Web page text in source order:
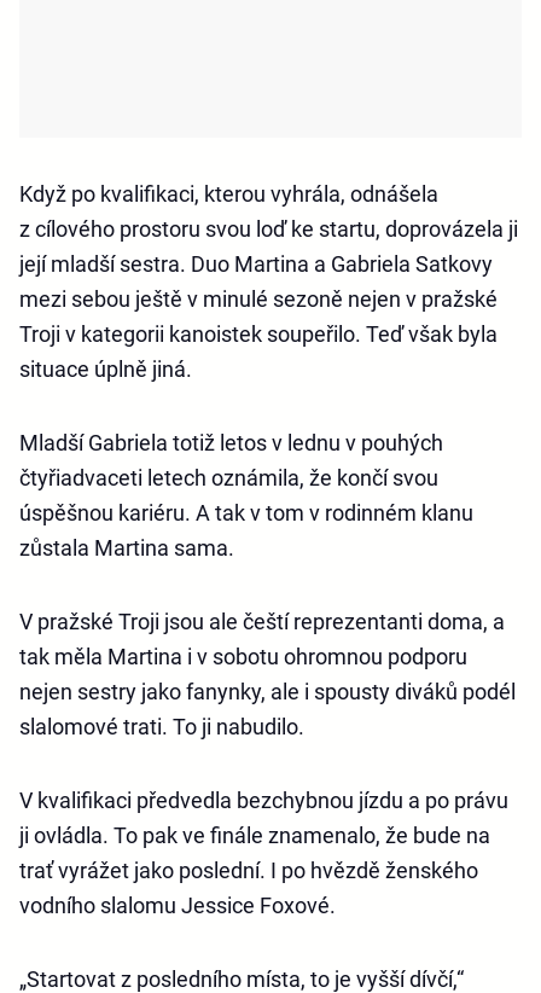
Když po kvalifikaci, kterou vyhrála, odnášela
z cílového prostoru svou loď ke startu, doprovázela ji
její mladší sestra. Duo Martina a Gabriela Satkovy
mezi sebou ještě v minulé sezoně nejen v pražské
Troji v kategorii kanoistek soupeřilo. Teď však byla
situace úplně jiná.
Mladší Gabriela totiž letos v lednu v pouhých
čtyřiadvaceti letech oznámila, že končí svou
úspěšnou kariéru. A tak v tom v rodinném klanu
zůstala Martina sama.
V pražské Troji jsou ale čeští reprezentanti doma, a
tak měla Martina i v sobotu ohromnou podporu
nejen sestry jako fanynky, ale i spousty diváků podél
slalomové trati. To ji nabudilo.
V kvalifikaci předvedla bezchybnou jízdu a po právu
ji ovládla. To pak ve finále znamenalo, že bude na
trať vyrážet jako poslední. I po hvězdě ženského
vodního slalomu Jessice Foxové.
„Startovat z posledního místa, to je vyšší dívčí,“